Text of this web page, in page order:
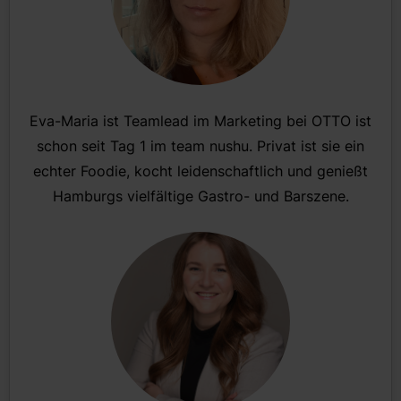
Eva-Maria ist Teamlead im Marketing bei OTTO ist
schon seit Tag 1 im team nushu. Privat ist sie ein
echter Foodie, kocht leidenschaftlich und genießt
Hamburgs vielfältige Gastro- und Barszene.